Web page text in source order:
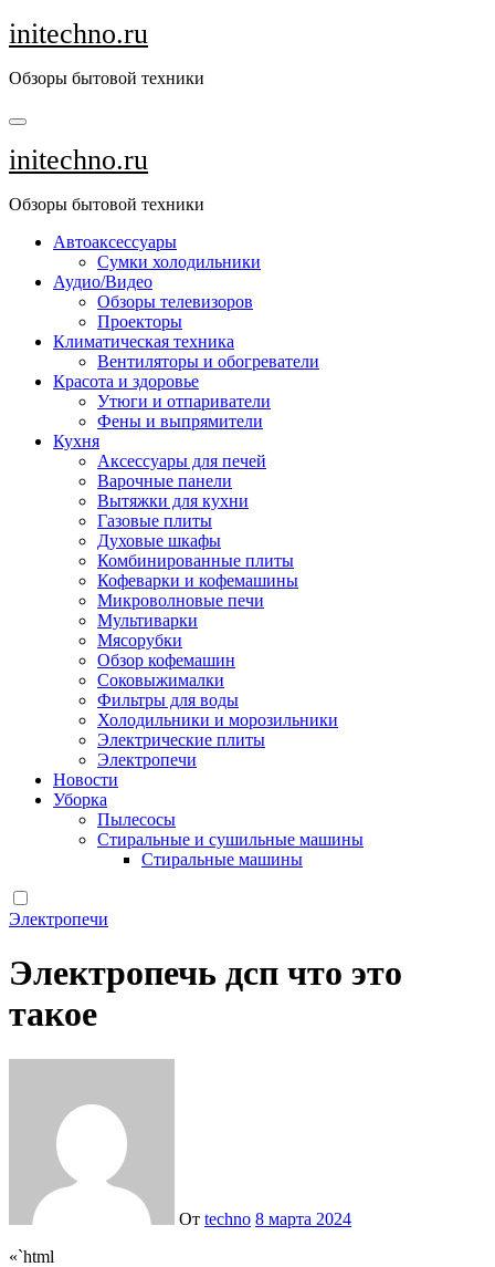
Перейти
к
initechno.ru
Обзоры бытовой техники
initechno.ru
Обзоры бытовой техники
Автоаксессуары
Сумки холодильники
Аудио/Видео
Обзоры телевизоров
Проекторы
Климатическая техника
Вентиляторы и обогреватели
Красота и здоровье
Утюги и отпариватели
Фены и выпрямители
Кухня
Аксессуары для печей
Варочные панели
Вытяжки для кухни
Газовые плиты
Духовые шкафы
Комбинированные плиты
Кофеварки и кофемашины
Микроволновые печи
Мультиварки
Мясорубки
Обзор кофемашин
Соковыжималки
Фильтры для воды
Холодильники и морозильники
Электрические плиты
Электропечи
Новости
Уборка
Пылесосы
Стиральные и сушильные машины
Стиральные машины
Электропечи
Электропечь дсп что это
такое
От techno 8 марта 2024
«`html